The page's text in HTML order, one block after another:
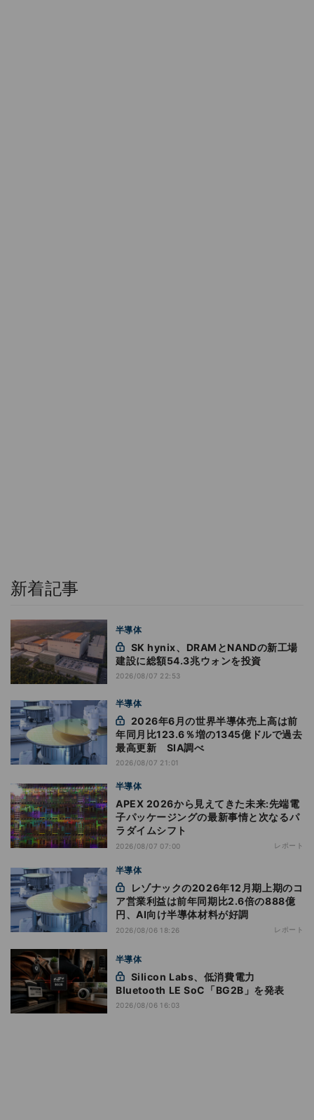
新着記事
半導体
建設に総額54.3兆ウォンを投資
2026/08/07 22:53
半導体
年同月比123.6％増の1345億ドルで過去
最高更新 SIA調べ
2026/08/07 21:01
半導体
APEX 2026から見えてきた未来:先端電
子パッケージングの最新事情と次なるパ
ラダイムシフト
2026/08/07 07:00 レポート
半導体
ア営業利益は前年同期比2.6倍の888億
円、AI向け半導体材料が好調
2026/08/06 18:26 レポート
半導体
Bluetooth LE SoC「BG2B」を発表
2026/08/06 16:03